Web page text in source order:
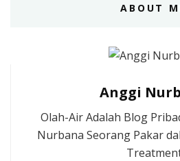
ABOUT
Anggi
Olah-Air Adalah Blog
Nurbana Seorang Pakar